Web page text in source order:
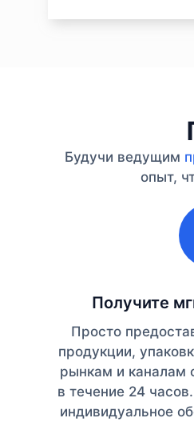
Будучи ведущим
опыт,
Получите
Просто
продукции,
рынкам и каналам
в течение 24
индивидуальное